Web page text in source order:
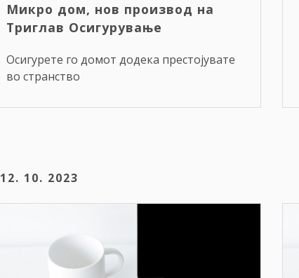
Микро дом, нов производ на
Триглав Осигурување
Осигурете го домот додека престојувате
во странство
12. 10. 2023